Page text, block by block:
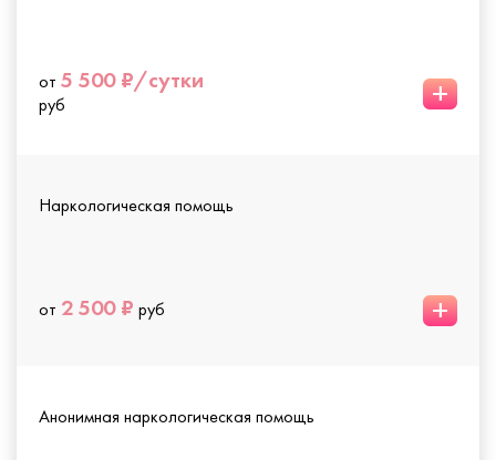
от 5 500 ₽/сутки
руб +
Наркологическая помощь
от 2 500 ₽ руб +
Анонимная наркологическая помощь